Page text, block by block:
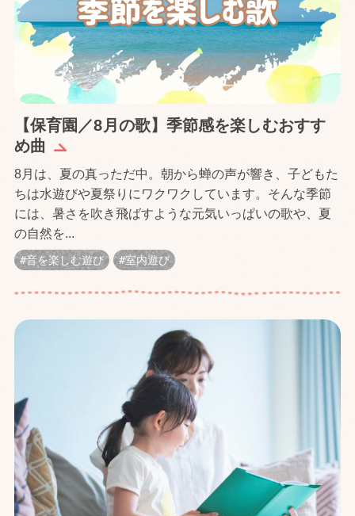
【保育園／8月の歌】季節感を楽しむおすす
め曲
8月は、夏の真っただ中。朝から蝉の声が響き、子どもた
ちは水遊びや夏祭りにワクワクしています。そんな季節
には、暑さを吹き飛ばすような元気いっぱいの歌や、夏
の自然を...
音を楽しむ遊び 室内遊び